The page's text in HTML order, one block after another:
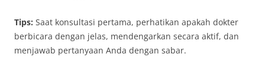
Tips: Saat konsultasi pertama, perhatikan apakah dokter
berbicara dengan jelas, mendengarkan secara aktif, dan
menjawab pertanyaan Anda dengan sabar.